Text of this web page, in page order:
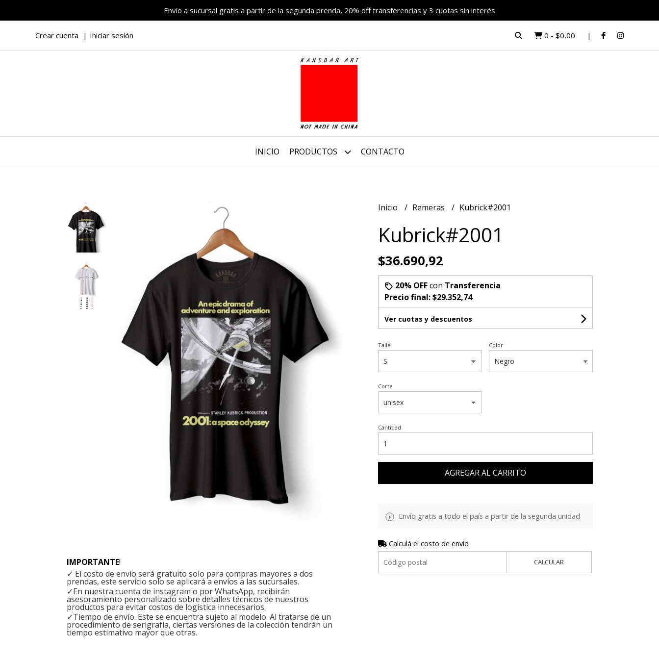
Envío a sucursal gratis a partir de la segunda prenda, 20% off transferencias y 3 cuotas sin interés
Crear cuenta Iniciar sesión 0 - $0,00
INICIO PRODUCTOS CONTACTO
IMPORTANTE!
✓ El costo de envío será gratuito solo para compras mayores a dos
prendas, este servicio solo se aplicará a envíos a las sucursales.
✓En nuestra cuenta de instagram o por WhatsApp, recibirán
asesoramiento personalizado sobre detalles técnicos de nuestros
productos para evitar costos de logística innecesarios.
✓Tiempo de envío. Este se encuentra sujeto al modelo. Al tratarse de un
procedimiento de serigrafía, ciertas versiones de la colección tendrán un
tiempo estimativo mayor que otras.
Inicio Remeras Kubrick#2001
Kubrick#2001
$36.690,92
20% OFFcon Transferencia
Precio final:$29.352,74
Ver cuotas y descuentos
Talle Color
Corte
Cantidad
AGREGAR AL CARRITO
Envío gratis a todo el país a partir de la segunda unidad
Calculá el costo de envío
CALCULAR